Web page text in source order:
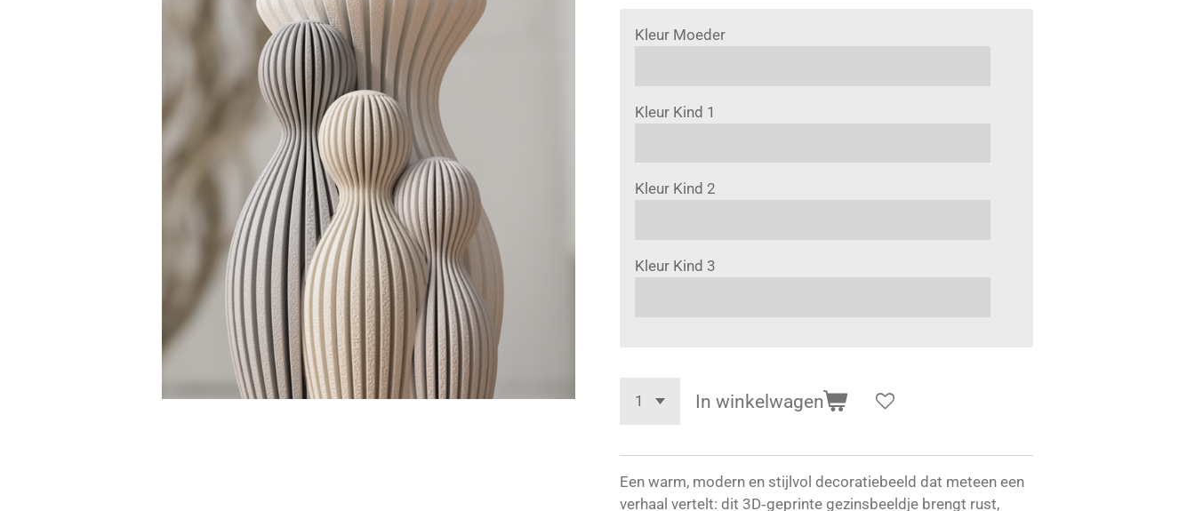
Kleur Moeder
Kleur Kind 1
Kleur Kind 2
Kleur Kind 3
In winkelwagen
Een warm, modern en stijlvol decoratiebeeld dat meteen een
verhaal vertelt: dit 3D‑geprinte gezinsbeeldje brengt rust,